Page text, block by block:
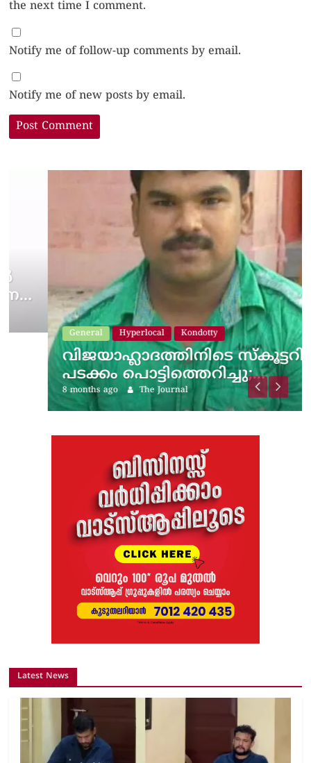
the next time I comment.
Notify me of follow-up comments by email.
Notify me of new posts by email.
General Hyperlocal Kondotty
വിജയാഹ്ലാദത്തിനിടെ സ്കൂട്ടറിലെ
പടക്കം പൊട്ടിത്തെറിച്ചു;…
8 months ago The Journal
Latest News